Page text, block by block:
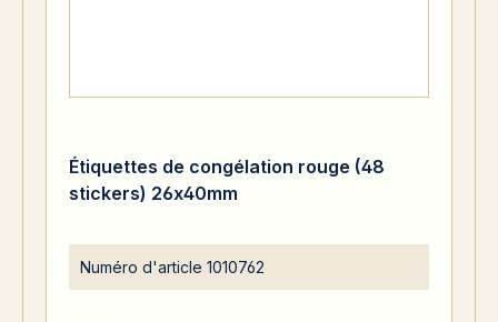
Étiquettes de congélation rouge (48
stickers) 26x40mm
Numéro d'article 1010762